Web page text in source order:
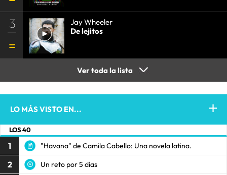
3
Jay Wheeler
De lejitos
Ver toda la lista
LO MÁS VISTO EN...
LOS 40
1 "Havana" de Camila Cabello: Una novela latina.
2 Un reto por 5 días